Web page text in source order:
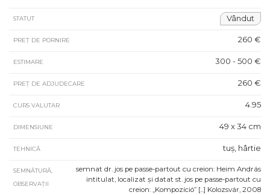
STATUT Vândut
PREȚ DE PORNIRE 260 €
ESTIMARE 300 - 500 €
PREȚ DE ADJUDECARE 260 €
CURS VALUTAR 4.95
DIMENSIUNE 49 x 34 cm
TEHNICĂ tuș, hârtie
SEMNĂTURĂ,
OBSERVAȚII
semnat dr. jos pe passe-partout cu creion: Heim András
intitulat, localizat și datat st. jos pe passe-partout cu
creion: „Kompozíció” [...] Kolozsvár, 2008